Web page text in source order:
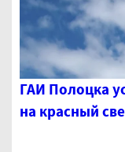
ГАИ Полоцка
на красный